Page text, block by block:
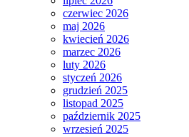
czerwiec 2026
maj 2026
kwiecień 2026
marzec 2026
luty 2026
styczeń 2026
grudzień 2025
listopad 2025
październik 2025
wrzesień 2025